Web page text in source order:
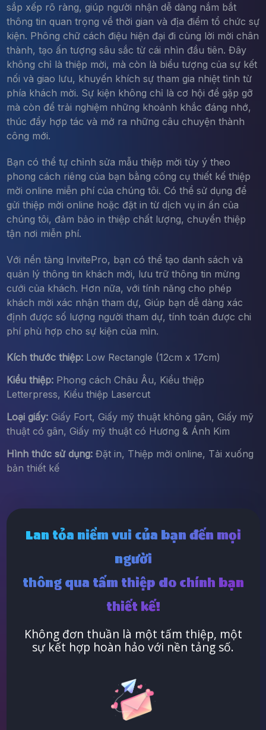
sắp xếp rõ ràng, giúp người nhận dễ dàng nắm bắt
thông tin quan trọng về thời gian và địa điểm tổ chức sự
kiện. Phông chữ cách điệu hiện đại đi cùng lời mời chân
thành, tạo ấn tượng sâu sắc từ cái nhìn đầu tiên. Đây
không chỉ là thiệp mời, mà còn là biểu tượng của sự kết
nối và giao lưu, khuyến khích sự tham gia nhiệt tình từ
phía khách mời. Sự kiện không chỉ là cơ hội để gặp gỡ
mà còn để trải nghiệm những khoảnh khắc đáng nhớ,
thúc đẩy hợp tác và mở ra những câu chuyện thành
công mới.
Bạn có thể tự chỉnh sửa mẫu thiệp mời tùy ý theo
phong cách riêng của bạn bằng công cụ thiết kế thiệp
mời online miễn phí của chúng tôi. Có thể sử dụng để
gửi thiệp mời online hoặc đặt in từ dịch vụ in ấn của
chúng tôi, đảm bảo in thiệp chất lượng, chuyển thiệp
tận nơi miễn phí.
Với nền tảng InvitePro, bạn có thể tạo danh sách và
quản lý thông tin khách mời, lưu trữ thông tin mừng
cưới của khách. Hơn nữa, với tính năng cho phép
khách mời xác nhận tham dự, Giúp bạn dễ dàng xác
định được số lượng người tham dự, tính toán được chi
phí phù hợp cho sự kiện của mìn.
Kích thước thiệp:Low Rectangle (12cm x 17cm)
Kiểu thiệp:Phong cách Châu Âu, Kiểu thiệp
Letterpress, Kiểu thiệp Lasercut
Loại giấy:Giấy Fort, Giấy mỹ thuật không gân, Giấy mỹ
thuật có gân, Giấy mỹ thuật có Hương & Ánh Kim
Hình thức sử dụng:Đặt in, Thiệp mời online, Tải xuống
bản thiết kế
Lan tỏa niềm vui của bạn đến mọi
người
thông qua tấm thiệp do chính bạn
thiết kế!
Không đơn thuần là một tấm thiệp, một
sự kết hợp hoàn hảo với nền tảng số.